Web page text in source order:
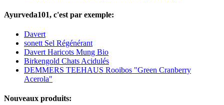
Ayurveda101, c'est par exemple:
Davert
sonett Sel Régénérant
Davert Haricots Mung Bio
Birkengold Chats Acidulés
DEMMERS TEEHAUS Rooibos "Green Cranberry
Acerola"
Nouveaux produits: